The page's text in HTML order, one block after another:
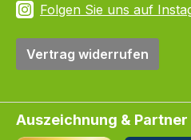
Folgen Sie uns auf
Vertrag widerrufen
Auszeichnung & Partner